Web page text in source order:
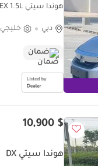
هوندا سيتي DX EX 1.5L
دبي خليجي
ضمان
$ 10,900
هوندا سيتي DX